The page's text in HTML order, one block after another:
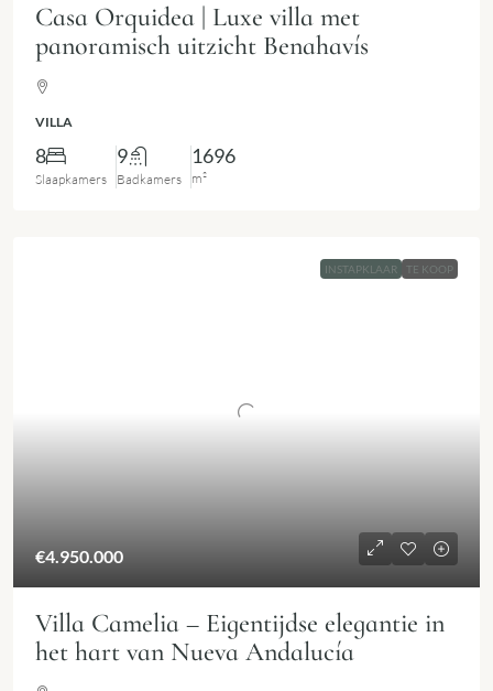
Casa Orquidea | Luxe villa met
panoramisch uitzicht Benahavís
VILLA
8
Slaapkamers
9
Badkamers
1696
m²
INSTAPKLAAR TE KOOP
€4.950.000
Villa Camelia – Eigentijdse elegantie in
het hart van Nueva Andalucía